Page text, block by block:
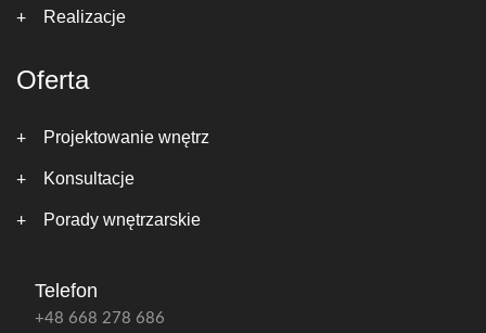
Realizacje
Oferta
Projektowanie wnętrz
Konsultacje
Porady wnętrzarskie
Telefon
+48 668 278 686